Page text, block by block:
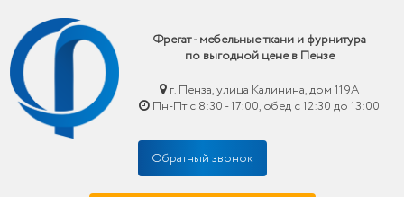
Фрегат - мебельные ткани и фурнитура
по выгодной цене в Пензе
г. Пенза, улица Калинина, дом 119А
Пн-Пт с 8:30 - 17:00, обед с 12:30 до 13:00
Обратный звонок